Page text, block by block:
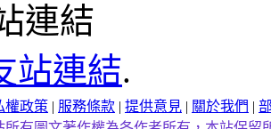
連結
站連結.
權政策 | 服務條款 | 提供意見 | 關於我們 |